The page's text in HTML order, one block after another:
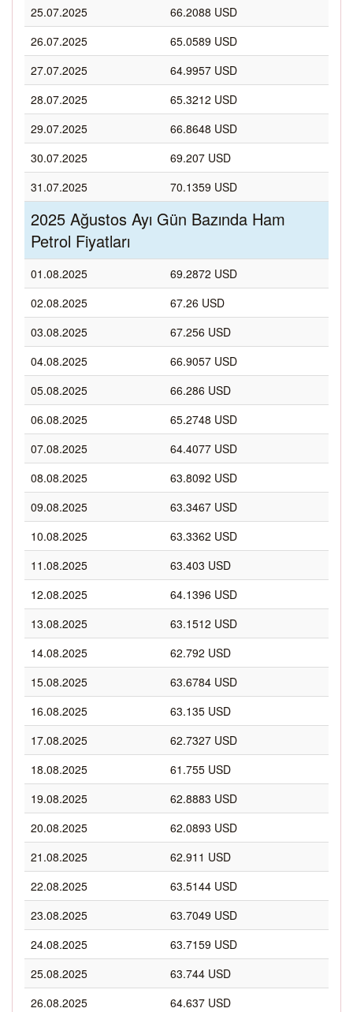
25.07.2025
66.2088 USD
26.07.2025
65.0589 USD
27.07.2025
64.9957 USD
28.07.2025
65.3212 USD
29.07.2025
66.8648 USD
30.07.2025
69.207 USD
31.07.2025
70.1359 USD
2025 Ağustos Ayı Gün Bazında Ham
Petrol Fiyatları
01.08.2025
69.2872 USD
02.08.2025
67.26 USD
03.08.2025
67.256 USD
04.08.2025
66.9057 USD
05.08.2025
66.286 USD
06.08.2025
65.2748 USD
07.08.2025
64.4077 USD
08.08.2025
63.8092 USD
09.08.2025
63.3467 USD
10.08.2025
63.3362 USD
11.08.2025
63.403 USD
12.08.2025
64.1396 USD
13.08.2025
63.1512 USD
14.08.2025
62.792 USD
15.08.2025
63.6784 USD
16.08.2025
63.135 USD
17.08.2025
62.7327 USD
18.08.2025
61.755 USD
19.08.2025
62.8883 USD
20.08.2025
62.0893 USD
21.08.2025
62.911 USD
22.08.2025
63.5144 USD
23.08.2025
63.7049 USD
24.08.2025
63.7159 USD
25.08.2025
63.744 USD
26.08.2025
64.637 USD